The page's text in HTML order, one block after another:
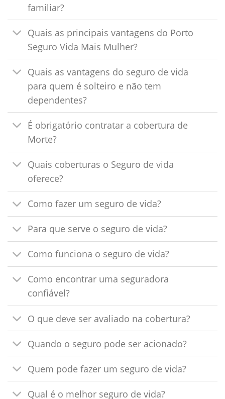
familiar?
Quais as principais vantagens do Porto
Seguro Vida Mais Mulher?
Quais as vantagens do seguro de vida
para quem é solteiro e não tem
dependentes?
É obrigatório contratar a cobertura de
Morte?
Quais coberturas o Seguro de vida
oferece?
Como fazer um seguro de vida?
Para que serve o seguro de vida?
Como funciona o seguro de vida?
Como encontrar uma seguradora
confiável?
O que deve ser avaliado na cobertura?
Quando o seguro pode ser acionado?
Quem pode fazer um seguro de vida?
Qual é o melhor seguro de vida?